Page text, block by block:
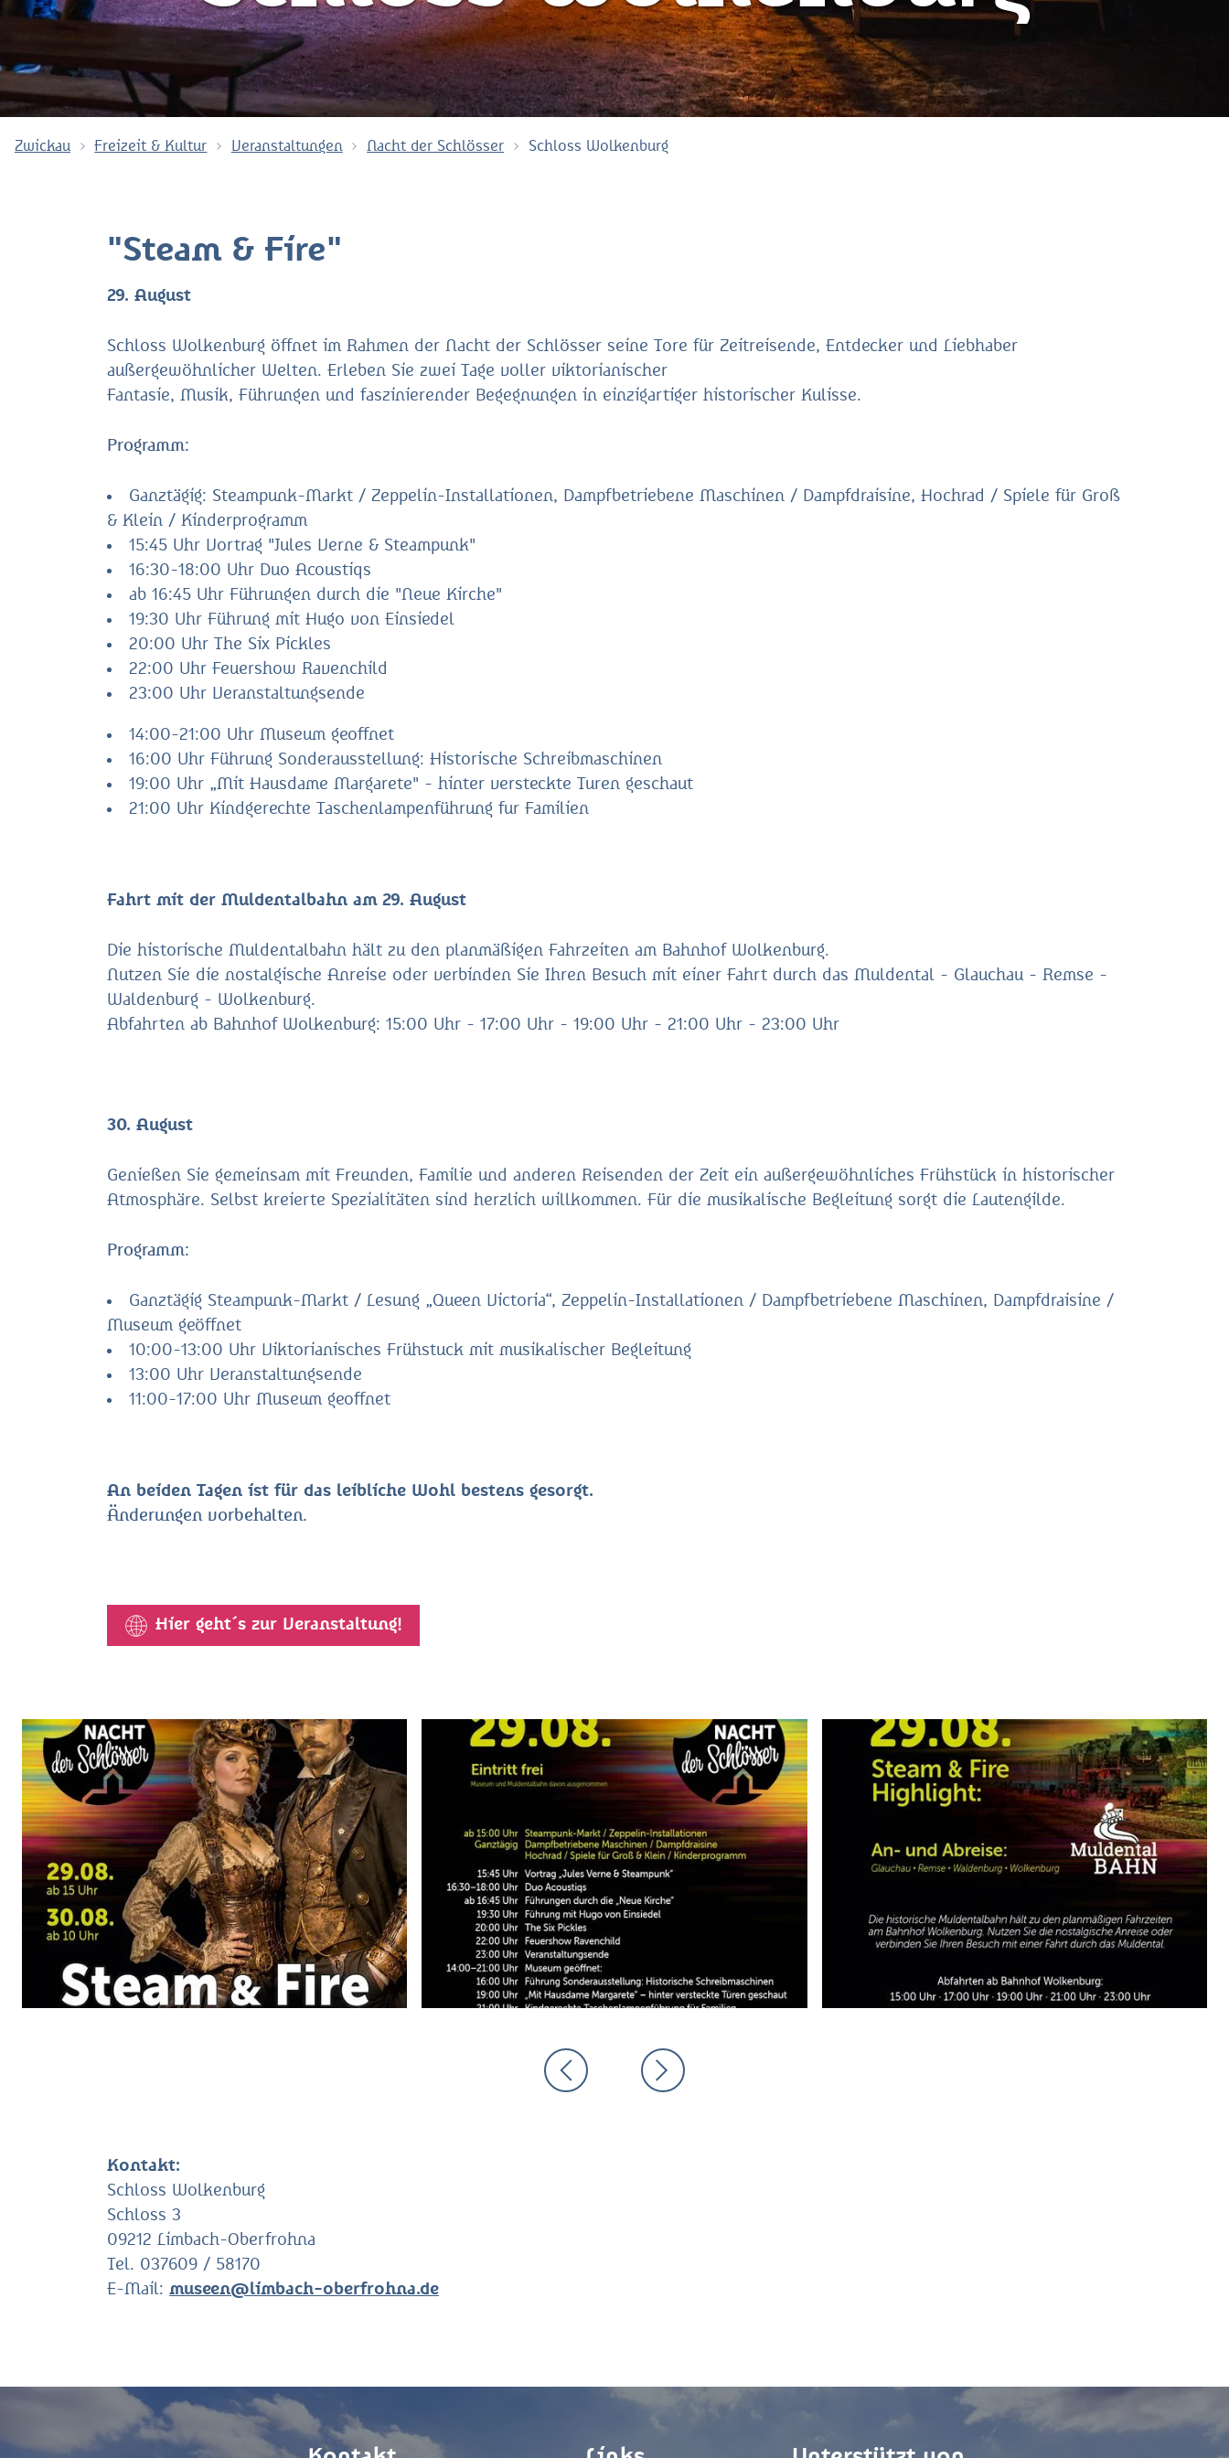
Zwickau Freizeit & Kultur Veranstaltungen Nacht der Schlösser Schloss Wolkenburg
"Steam & Fire"
29. August
Schloss Wolkenburg öffnet im Rahmen der Nacht der Schlösser seine Tore für Zeitreisende, Entdecker und Liebhaber
außergewöhnlicher Welten. Erleben Sie zwei Tage voller viktorianischer
Fantasie, Musik, Führungen und faszinierender Begegnungen in einzigartiger historischer Kulisse.
Programm:
Ganztägig: Steampunk-Markt / Zeppelin-Installationen, Dampfbetriebene Maschinen / Dampfdraisine, Hochrad / Spiele für Groß
& Klein / Kinderprogramm
15:45 Uhr Vortrag "Jules Verne & Steampunk"
16:30-18:00 Uhr Duo Acoustiqs
ab 16:45 Uhr Führungen durch die "Neue Kirche"
19:30 Uhr Führung mit Hugo von Einsiedel
20:00 Uhr The Six Pickles
22:00 Uhr Feuershow Ravenchild
23:00 Uhr Veranstaltungsende
14:00-21:00 Uhr Museum geoffnet
16:00 Uhr Führung Sonderausstellung: Historische Schreibmaschinen
19:00 Uhr „Mit Hausdame Margarete" - hinter versteckte Turen geschaut
21:00 Uhr Kindgerechte Taschenlampenführung fur Familien
Fahrt mit der Muldentalbahn am 29. August
Die historische Muldentalbahn hält zu den planmäßigen Fahrzeiten am Bahnhof Wolkenburg.
Nutzen Sie die nostalgische Anreise oder verbinden Sie Ihren Besuch mit einer Fahrt durch das Muldental - Glauchau - Remse -
Waldenburg - Wolkenburg.
Abfahrten ab Bahnhof Wolkenburg: 15:00 Uhr - 17:00 Uhr - 19:00 Uhr - 21:00 Uhr - 23:00 Uhr
30. August
Genießen Sie gemeinsam mit Freunden, Familie und anderen Reisenden der Zeit ein außergewöhnliches Frühstück in historischer
Atmosphäre. Selbst kreierte Spezialitäten sind herzlich willkommen. Für die musikalische Begleitung sorgt die Lautengilde.
Programm:
Ganztägig Steampunk-Markt / Lesung „Queen Victoria“, Zeppelin-Installationen / Dampfbetriebene Maschinen, Dampfdraisine /
Museum geöffnet
10:00-13:00 Uhr Viktorianisches Frühstuck mit musikalischer Begleitung
13:00 Uhr Veranstaltungsende
11:00-17:00 Uhr Museum geoffnet
An beiden Tagen ist für das leibliche Wohl bestens gesorgt.
Änderungen vorbehalten.
Hier geht´s zur Veranstaltung!
Kontakt:
Schloss Wolkenburg
Schloss 3
09212 Limbach-Oberfrohna
Tel. 037609 / 58170
E-Mail: museen@limbach-oberfrohna.de